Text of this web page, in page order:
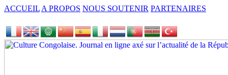
ACCUEIL A PROPOS NOUS SOUTENIR PARTENAIRES